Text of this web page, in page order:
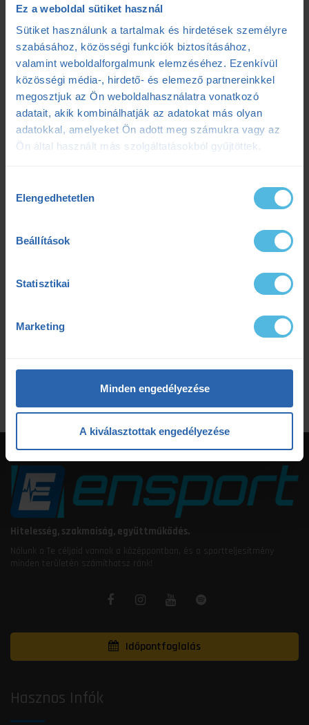
Ez a weboldal sütiket használ
Sütiket használunk a tartalmak és hirdetések személyre
szabásához, közösségi funkciók biztosításához,
valamint weboldalforgalmunk elemzéséhez. Ezenkívül
közösségi média-, hirdető- és elemező partnereinkkel
megosztjuk az Ön weboldalhasználatra vonatkozó
adatait, akik kombinálhatják az adatokat más olyan
adatokkal, amelyeket Ön adott meg számukra vagy az
Ön által használt más szolgáltatásokból gyűjtöttek.
kiválasztása
Elengedhetetlen
Beállítások
Statisztikai
Marketing
Minden engedélyezése
A kiválasztottak engedélyezése
fokozó futás futás futásdinamika
futóedzés futótechnika gazdaságosság
gyógytorna intervall kerékpár laktát
laktátmérés MLSS nutrium Prémium
tibi mondja
Hitelesség, szakmaiság, együttműködés.
Nálunk a Te céljaid vannak a középpontban, és a sportteljesítmény
minden területén számíthatsz ránk!
Időpontfoglalás
Hasznos Infók